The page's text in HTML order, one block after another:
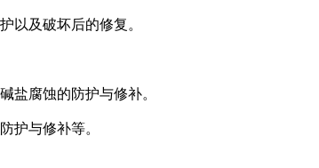
以及破坏后的修复。
盐腐蚀的防护与修补。
护与修补等。